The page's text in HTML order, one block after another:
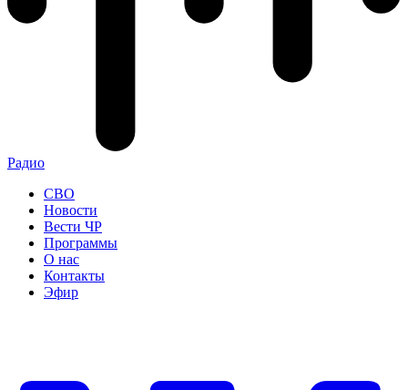
Радио
СВО
Новости
Вести ЧР
Программы
О нас
Контакты
Эфир